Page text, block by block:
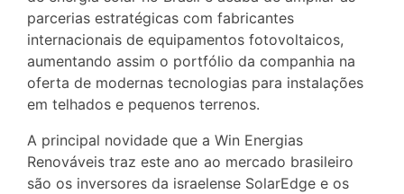
parcerias estratégicas com fabricantes
internacionais de equipamentos fotovoltaicos,
aumentando assim o portfólio da companhia na
oferta de modernas tecnologias para instalações
em telhados e pequenos terrenos.
A principal novidade que a Win Energias
Renováveis traz este ano ao mercado brasileiro
são os inversores da israelense SolarEdge e os